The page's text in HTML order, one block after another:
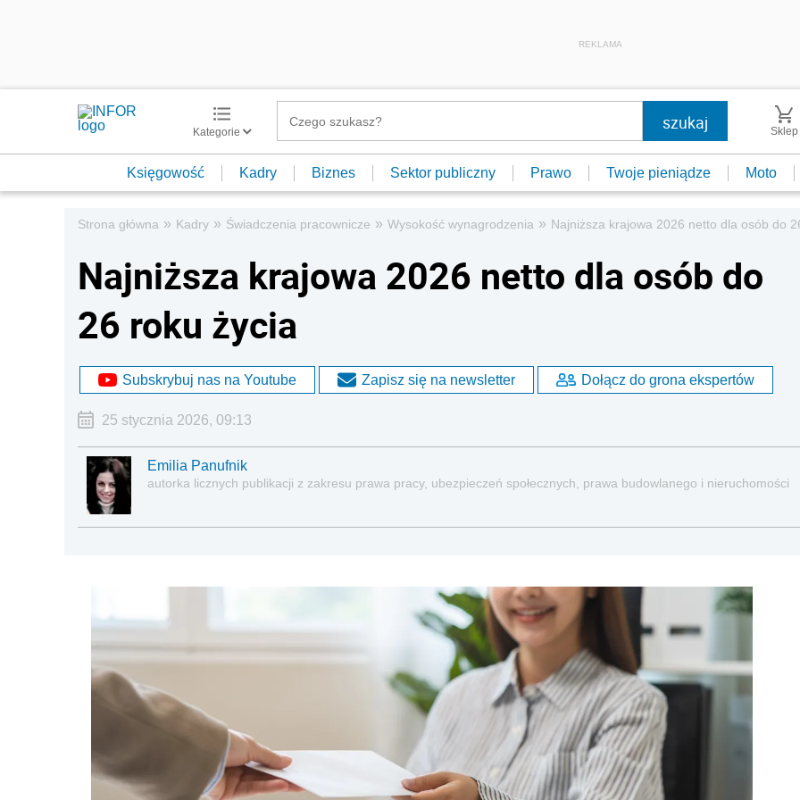
REKLAMA
Kategorie Sklep
Księgowość Kadry Biznes Sektor publiczny Prawo Twoje pieniądze Moto
Strona główna » Kadry » Świadczenia pracownicze » Wysokość wynagrodzenia » Najniższa krajowa 2026 netto dla osób do
Najniższa krajowa 2026 netto dla osób do
26 roku życia
Subskrybuj nas na Youtube Zapisz się na newsletter Dołącz do grona ekspertów
25 stycznia 2026, 09:13
Emilia Panufnik
autorka licznych publikacji z zakresu prawa pracy, ubezpieczeń społecznych, prawa budowlanego i nieruchomości